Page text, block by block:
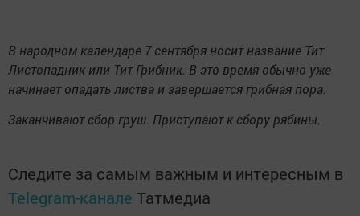
В народном календаре 7 сентября носит название Тит
Листопадник или Тит Грибник. В это время обычно уже
начинает опадать листва и завершается грибная пора.
Заканчивают сбор груш. Приступают к сбору рябины.
Следите за самым важным и интересным в
Telegram-канале Татмедиа